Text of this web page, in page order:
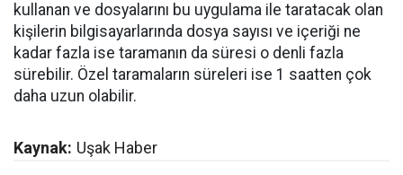
kullanan ve dosyalarını bu uygulama ile taratacak olan
kişilerin bilgisayarlarında dosya sayısı ve içeriği ne
kadar fazla ise taramanın da süresi o denli fazla
sürebilir. Özel taramaların süreleri ise 1 saatten çok
daha uzun olabilir.
Kaynak: Uşak Haber